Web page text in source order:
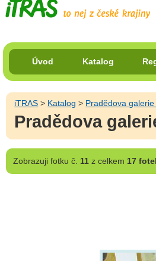
Úvod Katalog
iTRAS > Katalog > Pradědova
Pradědova
Zobrazujifotku č. 11z celkem 17